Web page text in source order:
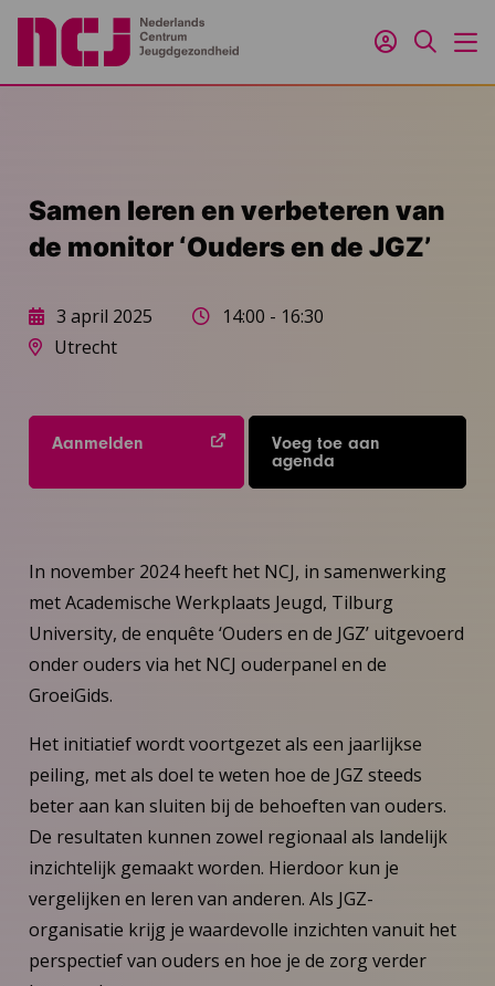
Inloggen
Zoeken
Samen leren en verbeteren van
de monitor ‘Ouders en de JGZ’
3 april 2025
14:00 - 16:30
Utrecht
Aanmelden
Voeg toe aan
agenda
In november 2024 heeft het NCJ, in samenwerking
met Academische Werkplaats Jeugd, Tilburg
University, de enquête ‘Ouders en de JGZ’ uitgevoerd
onder ouders via het NCJ ouderpanel en de
GroeiGids.
Het initiatief wordt voortgezet als een jaarlijkse
peiling, met als doel te weten hoe de JGZ steeds
beter aan kan sluiten bij de behoeften van ouders.
De resultaten kunnen zowel regionaal als landelijk
inzichtelijk gemaakt worden. Hierdoor kun je
vergelijken en leren van anderen. Als JGZ-
organisatie krijg je waardevolle inzichten vanuit het
perspectief van ouders en hoe je de zorg verder